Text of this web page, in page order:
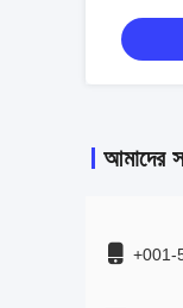
আমাদের
+001-